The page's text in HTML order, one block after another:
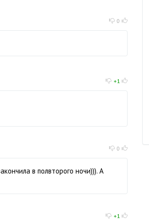
0
+1
0
в полвторого ночи))). А
+1